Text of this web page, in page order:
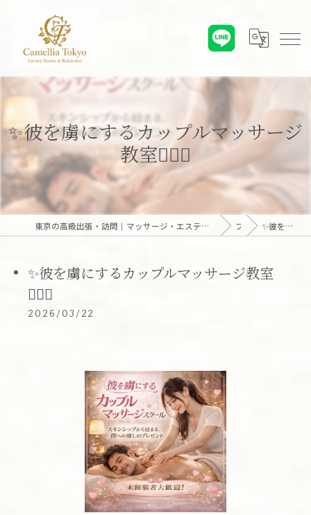
✨彼を虜にするカップルマッサージ
教室💆‍♀️✨
東京の高級出張・訪問｜マッサージ・エステ・オンライン心理カウンセリング｜六本木・麻布・赤坂・青山・白金・港区・東京23区｜アロマオイルとディープリンパで贅沢なひとときを「Camellia Tokyo（カメリア東京）」 ブログ ✨彼を虜にするカップルマッサージ教室💆‍♀️✨
✨彼を虜にするカップルマッサージ教室
💆‍♀️✨
2026/03/22